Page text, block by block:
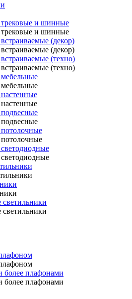
и шинные
и шинные
(декор)
(декор)
(техно)
(техно)
более плафонами
более плафонами